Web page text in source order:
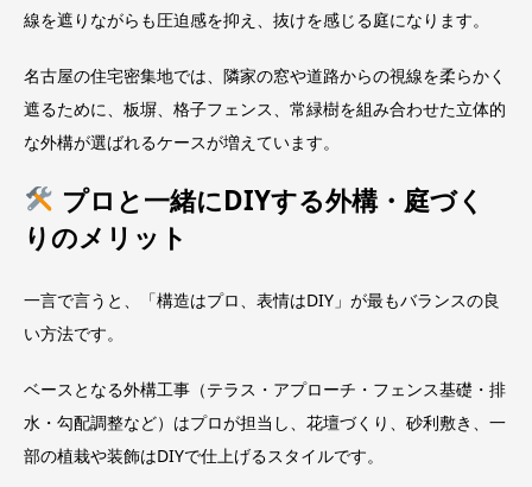
線を遮りながらも圧迫感を抑え、抜けを感じる庭になります。
名古屋の住宅密集地では、隣家の窓や道路からの視線を柔らかく
遮るために、板塀、格子フェンス、常緑樹を組み合わせた立体的
な外構が選ばれるケースが増えています。
プロと一緒にDIYする外構・庭づく
りのメリット
一言で言うと、「構造はプロ、表情はDIY」が最もバランスの良
い方法です。
ベースとなる外構工事（テラス・アプローチ・フェンス基礎・排
水・勾配調整など）はプロが担当し、花壇づくり、砂利敷き、一
部の植栽や装飾はDIYで仕上げるスタイルです。